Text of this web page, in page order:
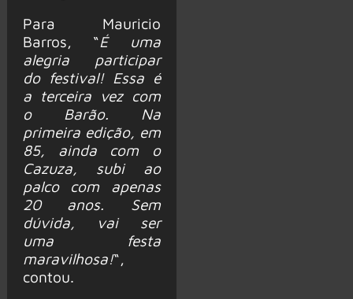
Para Mauricio
Barros, “É uma
alegria participar
do festival! Essa é
a terceira vez com
o Barão. Na
primeira edição, em
85, ainda com o
Cazuza, subi ao
palco com apenas
20 anos. Sem
dúvida, vai ser
uma festa
maravilhosa!“,
contou.